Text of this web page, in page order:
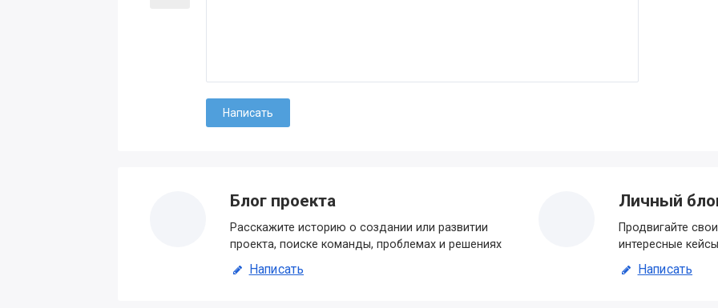
Блог проекта
Расскажите историю о создании или развитии
проекта, поиске команды, проблемах и решениях
Написать
Личный
Продвигайте
интересные
Написать